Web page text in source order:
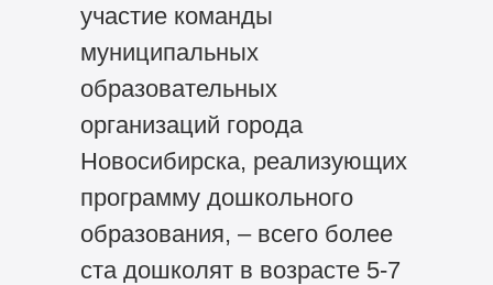
участие команды
муниципальных
образовательных
организаций города
Новосибирска, реализующих
программу дошкольного
образования, – всего более
ста дошколят в возрасте 5-7